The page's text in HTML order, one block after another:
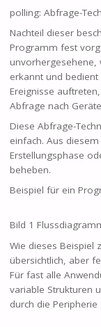
polling: Abfrage-
Nachteil dieser
Programm fest
unvorhergesehene,
erkannt und
Ereignisse
Abfrage nach
Diese Abfrage-
einfach. Aus
Erstellungsphase
beheben.
Beispiel für ein
Bild 1
Wie dieses Beispiel
übersichtlich, aber
Für fast alle
variable Strukturen
durch die Peripherie